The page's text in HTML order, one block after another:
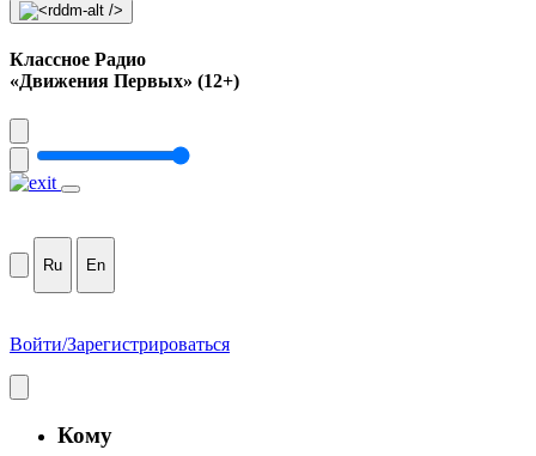
Классное Радио
«Движения Первых» (12+)
Ru En
Войти/Зарегистрироваться
Кому